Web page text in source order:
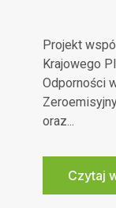
Projekt
Krajowego
Odporności
oraz...
Czytaj